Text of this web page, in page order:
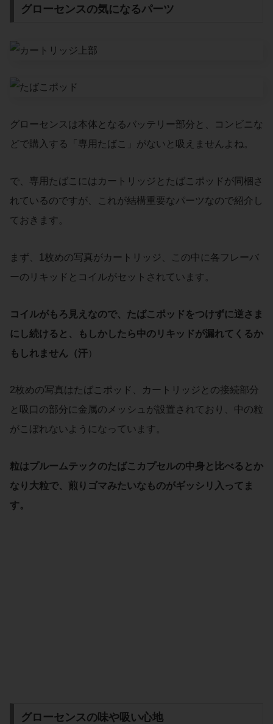
グローセンスの気になるパーツ
グローセンスは本体となるバッテリー部分と、コンビニな
どで購入する「専用たばこ」がないと吸えませんよね。
で、専用たばこにはカートリッジとたばこポッドが同梱さ
れているのですが、これが結構重要なパーツなので紹介し
ておきます。
まず、1枚めの写真がカートリッジ、この中に各フレーバ
ーのリキッドとコイルがセットされています。
コイルがもろ見えなので、たばこポッドをつけずに逆さま
にし続けると、もしかしたら中のリキッドが漏れてくるか
もしれません（汗）
2枚めの写真はたばこポッド、カートリッジとの接続部分
と吸口の部分に金属のメッシュが設置されており、中の粒
がこぼれないようになっています。
粒はプルームテックのたばこカプセルの中身と比べるとか
なり大粒で、煎りゴマみたいなものがギッシリ入ってま
す。
グローセンスの味や吸い心地